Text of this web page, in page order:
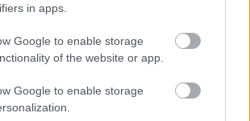
in apps.
Google to enable storage
of the website or app.
Google to enable storage